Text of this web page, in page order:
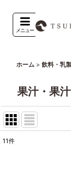
メニュー
ホーム > 飲料・乳
果汁・果
11件